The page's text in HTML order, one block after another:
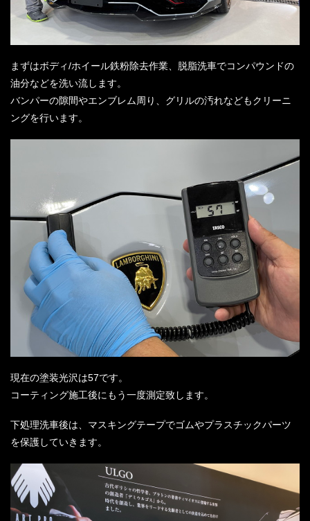
まずはボディ/ホイール鉄粉除去作業、脱脂洗車でコンパウンドの
油分などを洗い流します。
バンパーの隙間やエンブレム周り、グリルの汚れなどもクリーニ
ングを行います。
現在の塗装光沢は57です。
コーティング施工後にもう一度測定致します。
下処理洗車後は、マスキングテープでゴムやプラスチックパーツ
を保護していきます。